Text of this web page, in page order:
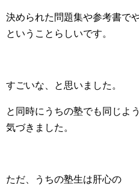
決められた問題集や参考書で
ということらしいです。
すごいな、と思いました。
と同時にうちの塾でも同じよ
気づきました。
ただ、うちの塾生は肝心の